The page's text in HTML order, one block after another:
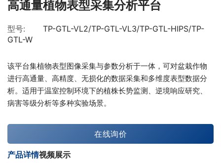
高通量植物表型采集分析平台
型号:
TP-GTL-VL2/TP-GTL-VL3/TP-GTL-HIPS/TP-
GTL-W
该平台集植物表型图像采集与参数分析于一体，可对盆栽作物
进行高通量、高精度、无损化的数据采集和多维度表型数据分
析。适用于温室控制环境下的植株长势监测、逆境响应研究、
病害等级分析等多种实验场景。
在线询价
产品详情视频展示